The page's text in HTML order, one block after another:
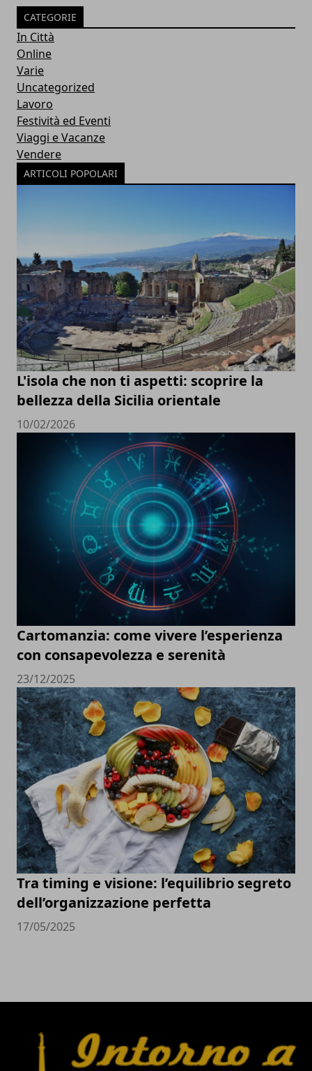
CATEGORIE
In Città
Online
Varie
Uncategorized
Lavoro
Festività ed Eventi
Viaggi e Vacanze
Vendere
ARTICOLI POPOLARI
L'isola che non ti aspetti: scoprire la
bellezza della Sicilia orientale
10/02/2026
Cartomanzia: come vivere l’esperienza
con consapevolezza e serenità
23/12/2025
Tra timing e visione: l’equilibrio segreto
dell’organizzazione perfetta
17/05/2025